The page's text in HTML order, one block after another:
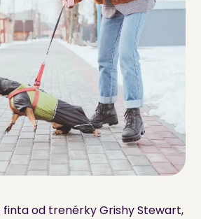
finta od trenérky Grishy Stewart,